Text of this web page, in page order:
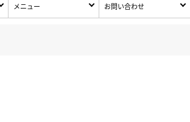
メニュー お問い合わせ